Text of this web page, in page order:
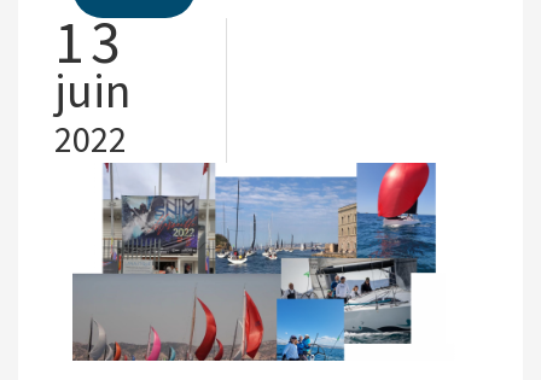
13
juin
2022